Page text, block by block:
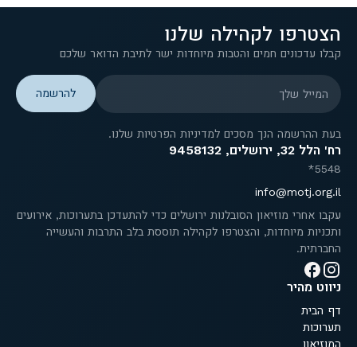
ניווט מהיר
דף הבית
תערוכות
המוזיאון
רח' הלל 32, ירושלים, 9458132
5548*
info@motj.org.il
עקבו אחרי מוזיאון הסובלנות ירושלים כדי להתעדכן בתערוכות, אירועים
ותכניות מיוחדות, והצטרפו לקהילה תוססת בלב התרבות והעשייה
החברתית.
הצטרפו לקהילה שלנו
קבלו עדכונים חמים והטבות מיוחדות ישר לתיבת הדואר שלכם
המייל שלך
בעת ההרשמה הנך מסכים למדיניות הפרטיות שלנו.